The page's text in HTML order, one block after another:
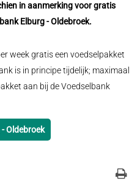
in aanmerking voor gratis
Elburg - Oldebroek.
week gratis een voedselpakket
is in principe tijdelijk; maximaal
aan bij de Voedselbank
Oldebroek